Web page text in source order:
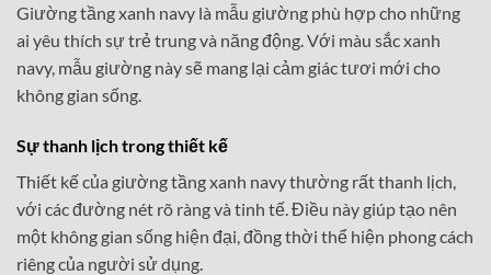
Giường tầng xanh navy là mẫu giường phù hợp cho những
ai yêu thích sự trẻ trung và năng động. Với màu sắc xanh
navy, mẫu giường này sẽ mang lại cảm giác tươi mới cho
không gian sống.
Sự thanh lịch trong thiết kế
Thiết kế của giường tầng xanh navy thường rất thanh lịch,
với các đường nét rõ ràng và tinh tế. Điều này giúp tạo nên
một không gian sống hiện đại, đồng thời thể hiện phong cách
riêng của người sử dụng.